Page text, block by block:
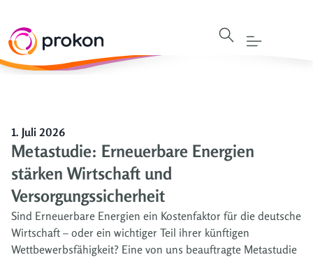
1. Juli 2026
Metastudie: Erneuerbare Energien
stärken Wirtschaft und
Versorgungssicherheit
Sind Erneuerbare Energien ein Kostenfaktor für die deutsche
Wirtschaft – oder ein wichtiger Teil ihrer künftigen
Wettbewerbsfähigkeit? Eine von uns beauftragte Metastudie